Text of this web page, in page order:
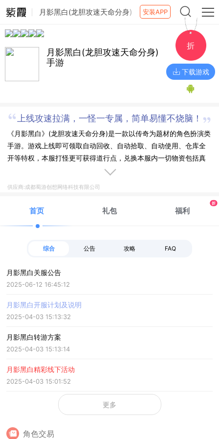
月影黑白(龙胆攻速天命分身)
手游
安装APP
月影黑白(龙胆攻速天命分身)
手游
折
下载游戏
上线攻速拉满，一怪一专属，简单易懂不烧脑！
《月影黑白》(龙胆攻速天命分身)是一款以传奇为题材的角色扮演类
手游。游戏上线即可领取自动回收、自动拾取、自动使用、仓库全
开等特权，本服打怪更可获得道行点，兑换本服内一切物资包括真
实充值，大量刷新妖王、福利BOSS、体验天命人的成长，所有
供应商:成都蜀游创想网络科技有限公司
首页 礼包 福利
折
综合 公告 攻略 FAQ
月影黑白关服公告
2025-06-12 16:45:12
月影黑白开服计划及说明
2025-04-03 15:13:32
月影黑白转游方案
2025-04-03 15:13:14
月影黑白精彩线下活动
2025-04-03 15:01:52
更多
角色交易